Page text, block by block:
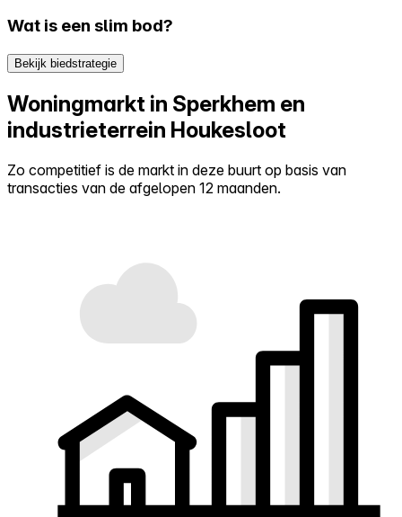
Wat is een slim bod?
Bekijk biedstrategie
Woningmarkt in Sperkhem en
industrieterrein Houkesloot
Zo competitief is de markt in deze buurt op basis van
transacties van de afgelopen 12 maanden.